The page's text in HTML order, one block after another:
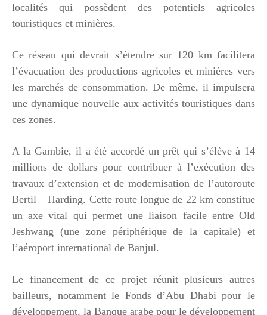
localités qui possèdent des potentiels agricoles
touristiques et minières.
Ce réseau qui devrait s’étendre sur 120 km facilitera
l’évacuation des productions agricoles et minières vers
les marchés de consommation. De même, il impulsera
une dynamique nouvelle aux activités touristiques dans
ces zones.
A la Gambie, il a été accordé un prêt qui s’élève à 14
millions de dollars pour contribuer à l’exécution des
travaux d’extension et de modernisation de l’autoroute
Bertil – Harding. Cette route longue de 22 km constitue
un axe vital qui permet une liaison facile entre Old
Jeshwang (une zone périphérique de la capitale) et
l’aéroport international de Banjul.
Le financement de ce projet réunit plusieurs autres
bailleurs, notamment le Fonds d’Abu Dhabi pour le
développement, la Banque arabe pour le développement